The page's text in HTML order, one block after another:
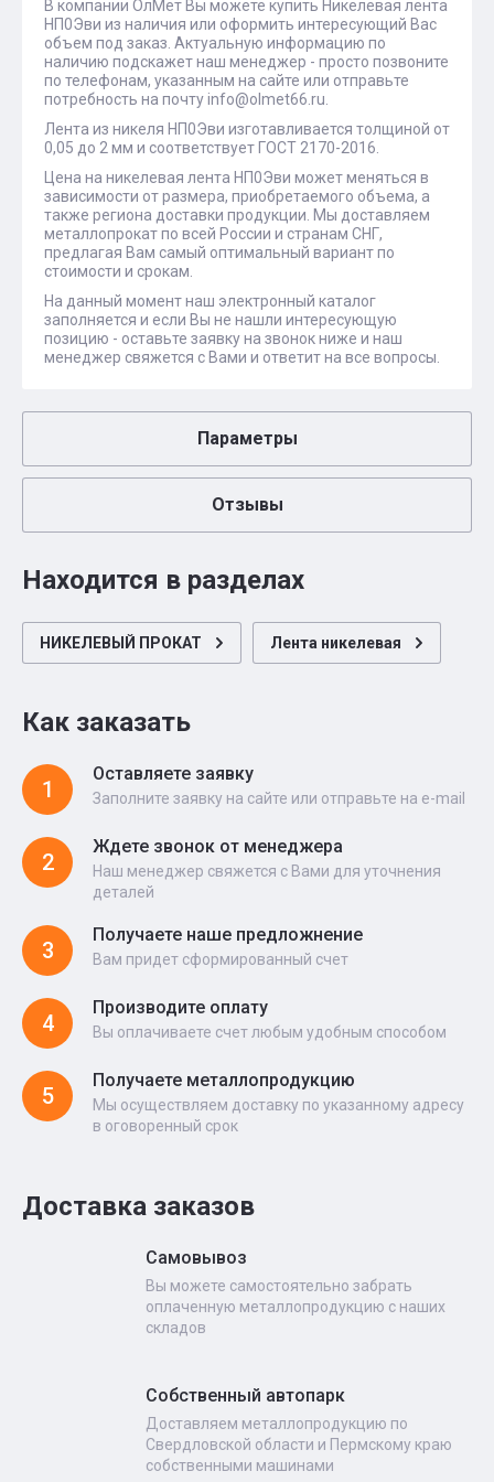
В компании ОлМет Вы можете купить Никелевая лента
НП0Эви из наличия или оформить интересующий Вас
объем под заказ. Актуальную информацию по
наличию подскажет наш менеджер - просто позвоните
по телефонам, указанным на сайте или отправьте
потребность на почту info@olmet66.ru.
Лента из никеля НП0Эви изготавливается толщиной от
0,05 до 2 мм и соответствует ГОСТ 2170-2016.
Цена на никелевая лента НП0Эви может меняться в
зависимости от размера, приобретаемого объема, а
также региона доставки продукции. Мы доставляем
металлопрокат по всей России и странам СНГ,
предлагая Вам самый оптимальный вариант по
стоимости и срокам.
На данный момент наш электронный каталог
заполняется и если Вы не нашли интересующую
позицию - оставьте заявку на звонок ниже и наш
менеджер свяжется с Вами и ответит на все вопросы.
Параметры
Отзывы
Находится в разделах
НИКЕЛЕВЫЙ ПРОКАТ Лента никелевая
Как заказать
1
Оставляете заявку
Заполните заявку на сайте или отправьте на e-mail
2
Ждете звонок от менеджера
Наш менеджер свяжется с Вами для уточнения
деталей
3
Получаете наше предложнение
Вам придет сформированный счет
4
Производите оплату
Вы оплачиваете счет любым удобным способом
5
Получаете металлопродукцию
Мы осуществляем доставку по указанному адресу
в оговоренный срок
Доставка заказов
Самовывоз
Вы можете самостоятельно забрать
оплаченную металлопродукцию с наших
складов
Собственный автопарк
Доставляем металлопродукцию по
Свердловской области и Пермскому краю
собственными машинами